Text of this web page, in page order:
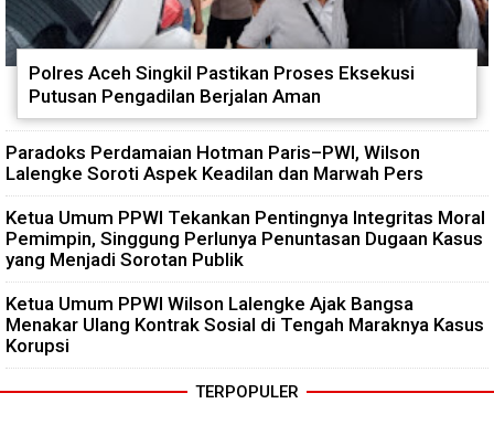
Polres Aceh Singkil Pastikan Proses Eksekusi
Putusan Pengadilan Berjalan Aman
Paradoks Perdamaian Hotman Paris–PWI, Wilson
Lalengke Soroti Aspek Keadilan dan Marwah Pers
Ketua Umum PPWI Tekankan Pentingnya Integritas Moral
Pemimpin, Singgung Perlunya Penuntasan Dugaan Kasus
yang Menjadi Sorotan Publik
Ketua Umum PPWI Wilson Lalengke Ajak Bangsa
Menakar Ulang Kontrak Sosial di Tengah Maraknya Kasus
Korupsi
TERPOPULER